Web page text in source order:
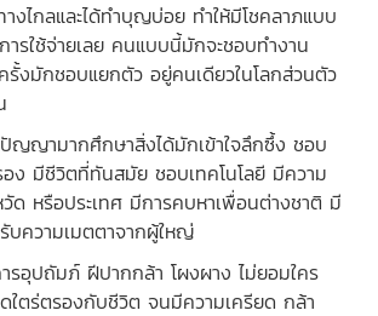
กลและได้ทำบุญบ่อย ทำให้มีโชคลาภแบบ
รใช้จ่ายเลย คนแบบนี้มักจะชอบทำงาน
งมักชอบแยกตัว อยู่คนเดียวในโลกส่วนตัว
ญามากศึกษาสิ่งได้มักเข้าใจลึกซึ้ง ชอบ
ง มีชีวิตที่ทันสมัย ชอบเทคโนโลยี มีความ
ด หรือประเทศ มีการคบหาเพื่อนต่างชาติ มี
ความเมตตาจากผู้ใหญ่
ถัมภ์ ฝีปากกล้า โผงผาง ไม่ยอมใคร
ใตร่ตรองกับชีวิต จนมีความเครียด กล้า